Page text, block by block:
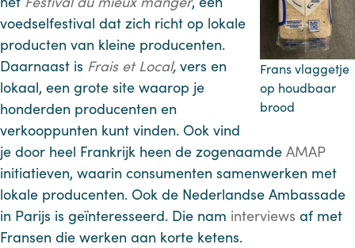
Frans vlaggetje
op houdbaar
brood
voedselfestival dat zich richt op lokale
producten van kleine producenten.
Daarnaast is Frais et Local, vers en
lokaal, een grote site waarop je
honderden producenten en
verkooppunten kunt vinden. Ook vind
je door heel Frankrijk heen de zogenaamde AMAP
initiatieven, waarin consumenten samenwerken met
lokale producenten. Ook de Nederlandse Ambassade
in Parijs is geïnteresseerd. Die nam interviews af met
Fransen die werken aan korte ketens.